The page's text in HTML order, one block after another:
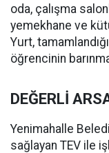
oda, çalışma
yemekhane ve
Yurt,
öğrencinin
DEĞERLİ
Yenimahalle
sağlayan TEV ile